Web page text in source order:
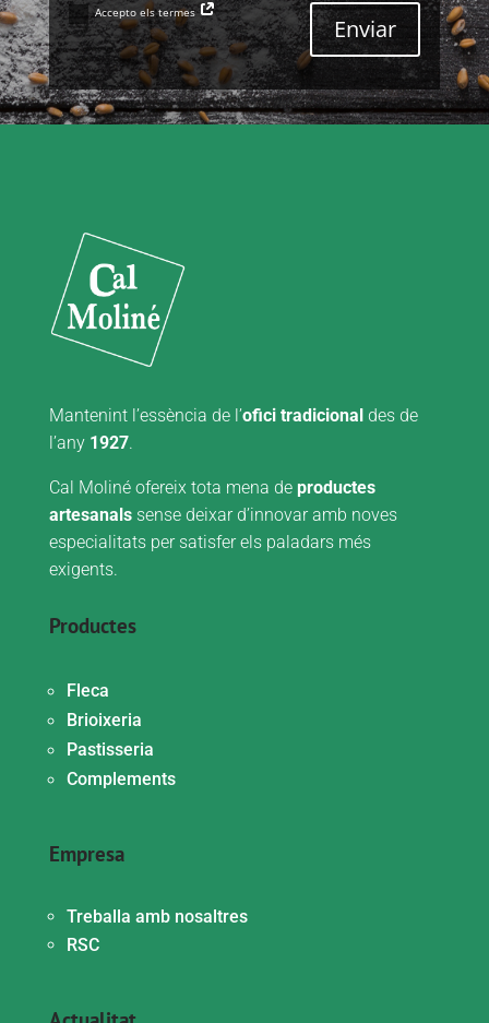
Accepto els termes
Enviar
Mantenint l’essència de l’ofici tradicional des de
l’any 1927.
Cal Moliné ofereix tota mena de productes
artesanalssense deixar d’innovar amb noves
especialitats per satisfer els paladars més
exigents.
Productes
Fleca
Brioixeria
Pastisseria
Complements
Empresa
Treballa amb nosaltres
RSC